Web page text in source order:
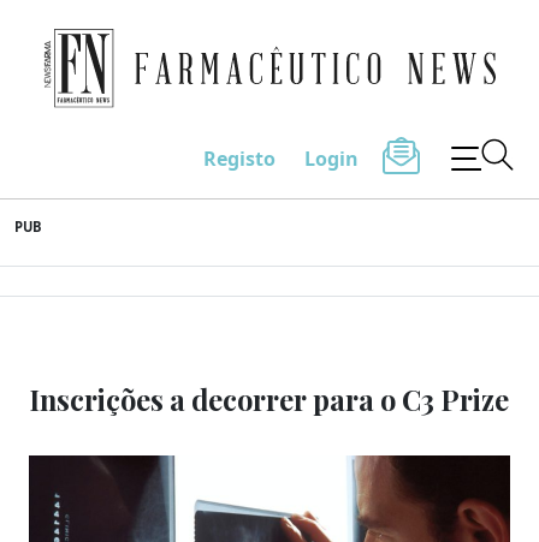
to
content
Farmacêutico News
Registo Login
PUB
Inscrições a decorrer para o C3 Prize